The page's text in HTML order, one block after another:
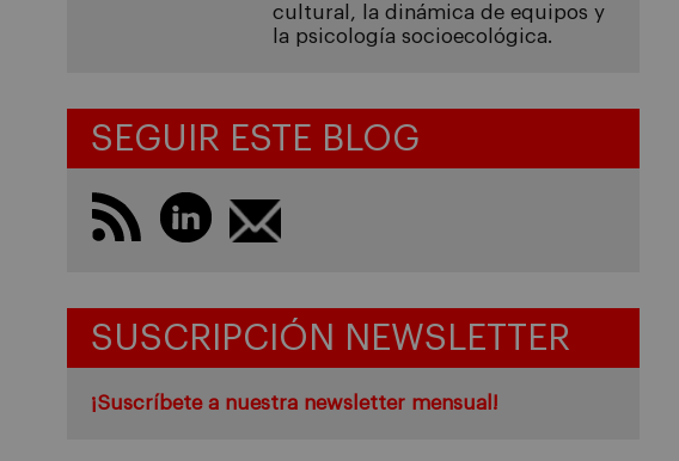
cultural, la dinámica de equipos y
la psicología socioecológica.
SEGUIR ESTE BLOG
SUSCRIPCIÓN NEWSLETTER
¡Suscríbete a nuestra newsletter mensual!